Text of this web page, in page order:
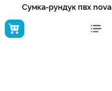
Сумка-рундук пвх nova